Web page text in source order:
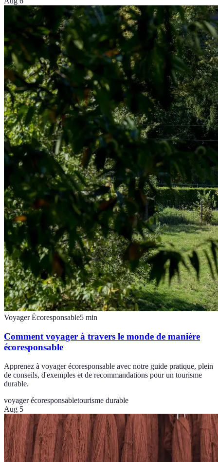
Voyager Écoresponsable5 min
Comment voyager à travers le monde de manière
écoresponsable
Apprenez à voyager écoresponsable avec notre guide pratique, plein
de conseils, d'exemples et de recommandations pour un tourisme
durable.
voyager écoresponsabletourisme durable
Aug 5